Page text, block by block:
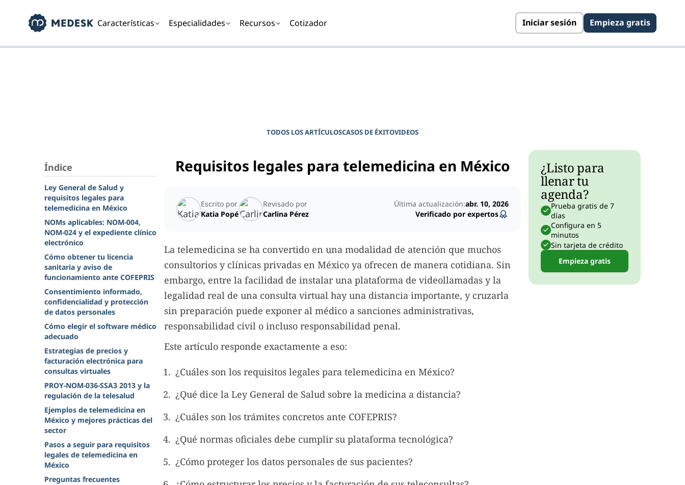
Características Especialidades Recursos Cotizador Iniciar sesión Empieza gratis
TODOS LOS ARTÍCULOSCASOS DE ÉXITOVIDEOS
Índice
Ley General de Salud y
requisitos legales para
telemedicina en México
NOMs aplicables: NOM-004,
NOM-024 y el expediente clínico
electrónico
Cómo obtener tu licencia
sanitaria y aviso de
funcionamiento ante COFEPRIS
Consentimiento informado,
confidencialidad y protección
de datos personales
Cómo elegir el software médico
adecuado
Estrategias de precios y
facturación electrónica para
consultas virtuales
PROY-NOM-036-SSA3 2013 y la
regulación de la telesalud
Ejemplos de telemedicina en
México y mejores prácticas del
sector
Pasos a seguir para requisitos
legales de telemedicina en
México
Preguntas frecuentes
Requisitos legales para telemedicina en México
Escrito por
Katia Popé
Revisado por
Carlina Pérez
Última actualización:abr. 10, 2026
Verificado por expertos
La telemedicina se ha convertido en una modalidad de atención que muchos
consultorios y clínicas privadas en México ya ofrecen de manera cotidiana. Sin
embargo, entre la facilidad de instalar una plataforma de videollamadas y la
legalidad real de una consulta virtual hay una distancia importante, y cruzarla
sin preparación puede exponer al médico a sanciones administrativas,
responsabilidad civil o incluso responsabilidad penal.
Este artículo responde exactamente a eso:
¿Cuáles son los requisitos legales para telemedicina en México?
¿Qué dice la Ley General de Salud sobre la medicina a distancia?
¿Cuáles son los trámites concretos ante COFEPRIS?
¿Qué normas oficiales debe cumplir su plataforma tecnológica?
¿Cómo proteger los datos personales de sus pacientes?
¿Listo para
llenar tu
agenda?
Prueba gratis de 7
días
Configura en 5
minutos
Sin tarjeta de crédito
Empieza gratis